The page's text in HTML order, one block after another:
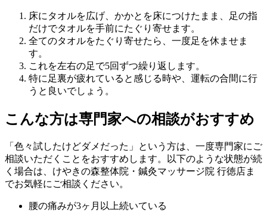
床にタオルを広げ、かかとを床につけたまま、足の指
だけでタオルを手前にたぐり寄せます。
全てのタオルをたぐり寄せたら、一度足を休ませま
す。
これを左右の足で5回ずつ繰り返します。
特に足裏が疲れていると感じる時や、運転の合間に行
うと良いでしょう。
こんな方は専門家への相談がおすすめ
「色々試したけどダメだった」という方は、一度専門家にご
相談いただくことをおすすめします。以下のような状態が続
く場合は、けやきの森整体院・鍼灸マッサージ院 行徳店ま
でお気軽にご相談ください。
腰の痛みが3ヶ月以上続いている